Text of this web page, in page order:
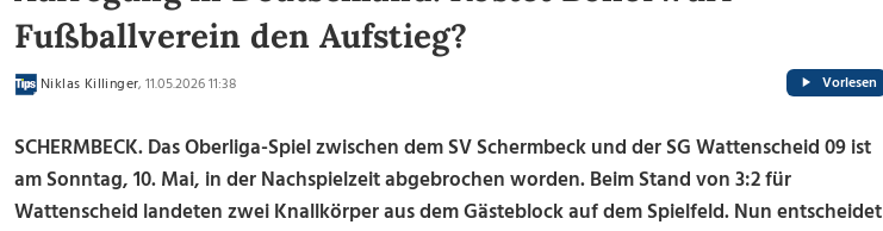
Fußballverein den Aufstieg?
Niklas Killinger, 11.05.2026 11:38 Vorlesen
SCHERMBECK. Das Oberliga-Spiel zwischen dem SV Schermbeck und der SG Wattenscheid 09 ist
am Sonntag, 10. Mai, in der Nachspielzeit abgebrochen worden. Beim Stand von 3:2 für
Wattenscheid landeten zwei Knallkörper aus dem Gästeblock auf dem Spielfeld. Nun entscheidet